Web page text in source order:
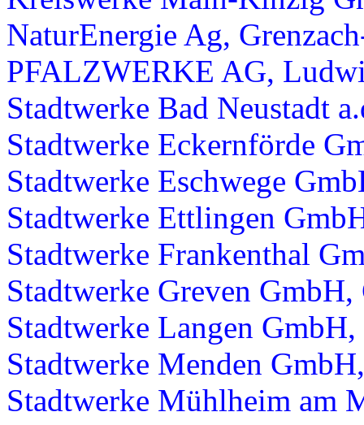
NaturEnergie Ag,
PFALZWERKE AG,
Stadtwerke Bad Neustadt
Stadtwerke Eckernförde
Stadtwerke Eschwege
Stadtwerke Ettlingen
Stadtwerke Frankenthal
Stadtwerke Greven GmbH,
Stadtwerke Langen
Stadtwerke Menden
Stadtwerke Mühlheim am